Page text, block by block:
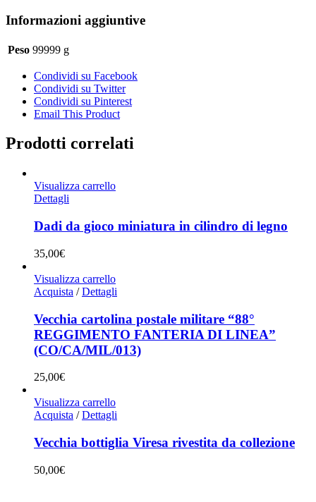
Informazioni aggiuntive
Peso 99999 g
Condividi su Facebook
Condividi su Twitter
Condividi su Pinterest
Email This Product
Prodotti correlati
Visualizza carrello
Dettagli
Dadi da gioco miniatura in cilindro di legno
35,00€
Visualizza carrello
Acquista / Dettagli
Vecchia cartolina postale militare “88°
REGGIMENTO FANTERIA DI LINEA”
(CO/CA/MIL/013)
25,00€
Visualizza carrello
Acquista / Dettagli
Vecchia bottiglia Viresa rivestita da collezione
50,00€